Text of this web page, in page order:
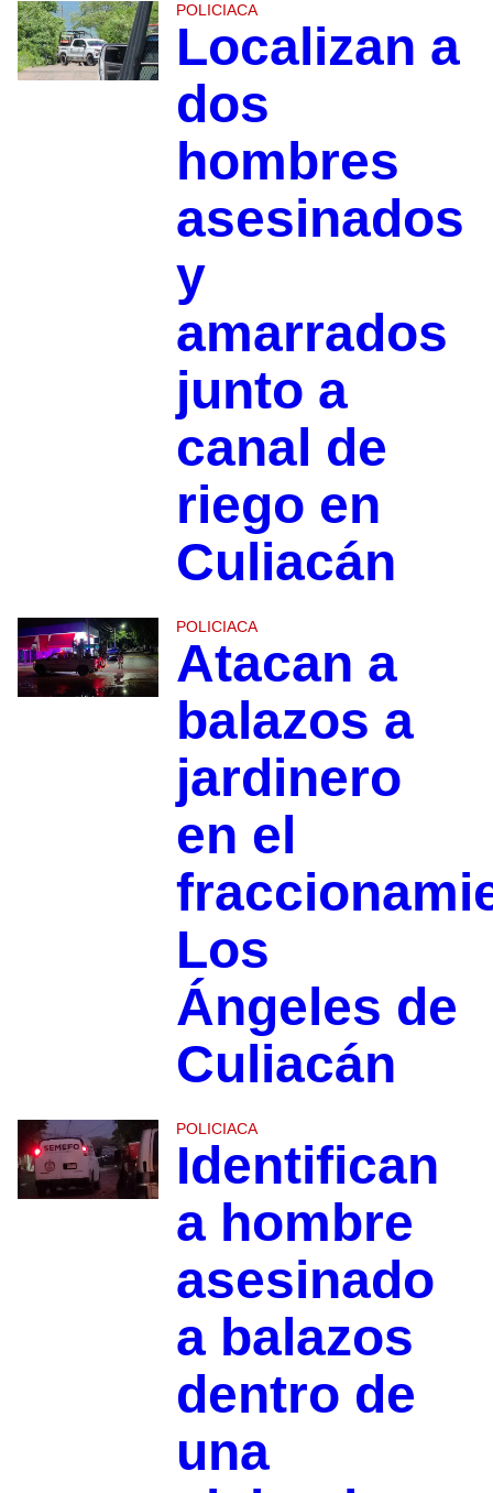
POLICIACA
Localizan a
dos
hombres
asesinados
y
amarrados
junto a
canal de
riego en
Culiacán
POLICIACA
Atacan a
balazos a
jardinero
en el
Los
Ángeles de
Culiacán
POLICIACA
Identifican
a hombre
asesinado
a balazos
dentro de
una